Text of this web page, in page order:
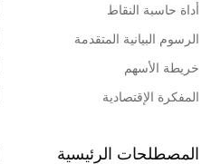
أداة حاسبة النقاط
الرسوم البيانية المتقدمة
خريطة الأسهم
المفكرة الإقتصادية
المصطلحات الرئيسية